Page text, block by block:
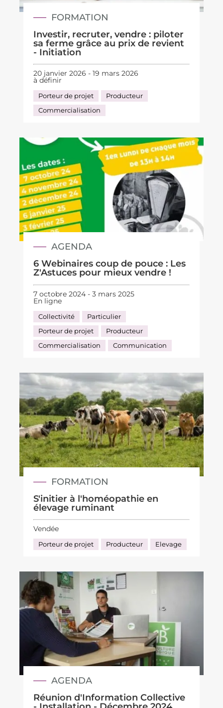
FORMATION
Investir, recruter, vendre : piloter
sa ferme grâce au prix de revient
- Initiation
20 janvier 2026 - 19 mars 2026
à définir
Porteur de projet
Producteur
Commercialisation
AGENDA
6 Webinaires coup de pouce : Les
Z'Astuces pour mieux vendre !
7 octobre 2024 - 3 mars 2025
En ligne
Collectivité
Particulier
Porteur de projet
Producteur
Commercialisation
Communication
FORMATION
S'initier à l'homéopathie en
élevage ruminant
Vendée
Porteur de projet Producteur Elevage
AGENDA
Réunion d'Information Collective